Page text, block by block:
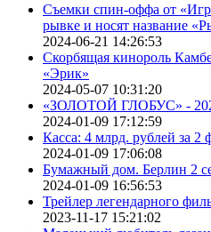
Съемки спин-оффа от
рывке и носят название
2024-06-21 14:26:53
Скорбящая кинороль
«Эрик»
2024-05-07 10:31:20
«ЗОЛОТОЙ ГЛОБУС» -
2024-01-09 17:12:59
Касса: 4 млрд. рублей за 2
2024-01-09 17:06:08
Бумажный дом. Берлин 2
2024-01-09 16:56:53
Трейлер легендарного
2023-11-17 15:21:02